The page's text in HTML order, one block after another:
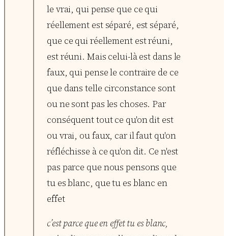
le vrai, qui pense que ce qui
réellement est séparé, est séparé,
que ce qui réellement est réuni,
est réuni. Mais celui-là est dans le
faux, qui pense le contraire de ce
que dans telle circonstance sont
ou ne sont pas les choses. Par
conséquent tout ce qu'on dit est
ou vrai, ou faux, car il faut qu'on
réfléchisse à ce qu'on dit. Ce n'est
pas parce que nous pensons que
tu es blanc, que tu es blanc en
effet
c’est parce que en effet tu es blanc,